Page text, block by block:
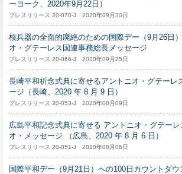
ーヨーク、2020年9月22日）
プレスリリース 20-070-J 2020年09月30日
核兵器の全面的廃絶のための国際デー（9月26日
オ・グテーレス国連事務総長メッセージ
プレスリリース 20-066-J 2020年09月25日
長崎平和祈念式典に寄せるアントニオ・グテーレ
ージ（長崎、2020 年 8 月 9 日）
プレスリリース 20-053-J 2020年08月09日
広島平和記念式典に寄せる アントニオ・グテー
オ・メッセージ （広島、2020 年 8 月 6 日）
プレスリリース 20-051-J 2020年08月06日
国際平和デー（9月21日）への100日カウントダ